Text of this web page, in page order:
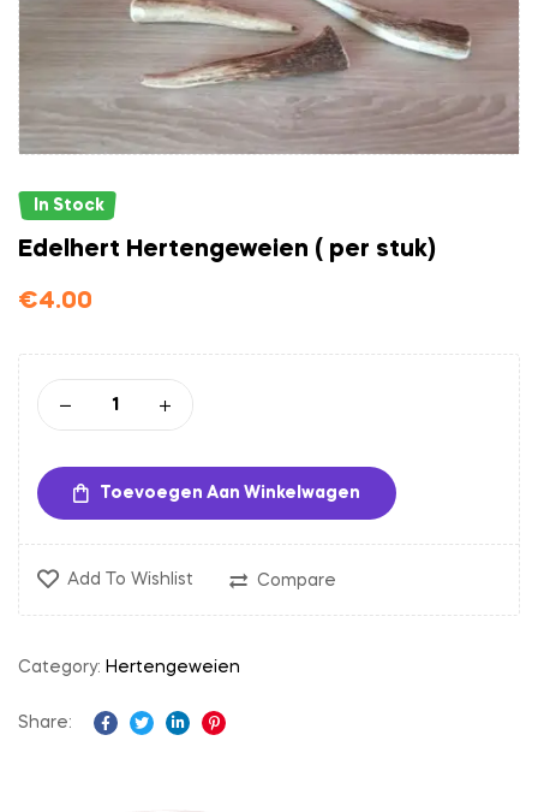
In Stock
Edelhert Hertengeweien ( per stuk)
€4.00
Toevoegen Aan Winkelwagen
Add To Wishlist Compare
Category: Hertengeweien
Share: